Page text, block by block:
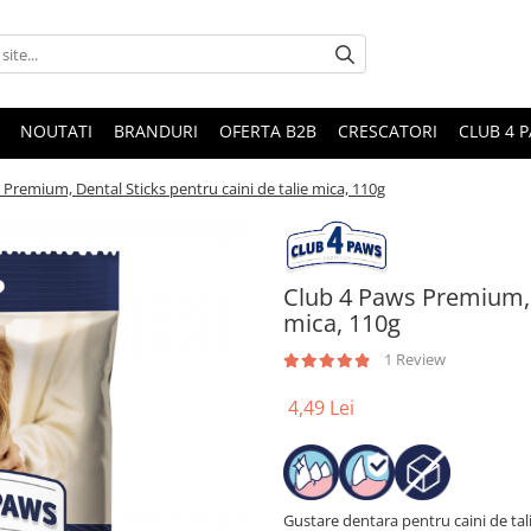
NOUTATI BRANDURI OFERTA B2B CRESCATORI CLUB 4
Premium, Dental Sticks pentru caini de talie mica, 110g
Club 4 Paws
mica, 110g
1 Review
4,49 Lei
Gustare dentara pentru caini de